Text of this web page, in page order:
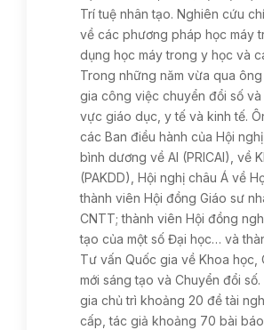
Trí tuệ nhân tạo. Nghiên cứu
về các phương pháp học máy
dụng học máy trong y học và
Trong những năm vừa qua ông
gia công việc chuyển đổi số và
vực giáo dục, y tế và kinh tế.
các Ban điều hành của Hội
bình dương về AI (PRICAI), về
(PAKDD), Hội nghị châu Á về
thành viên Hội đồng Giáo sư
CNTT; thành viên Hội đồng
tạo của một số Đại học… và
Tư vấn Quốc gia về Khoa học,
mới sáng tạo và Chuyển đổi
gia chủ trì khoảng 20 đề tài
cấp, tác giả khoảng 70 bài